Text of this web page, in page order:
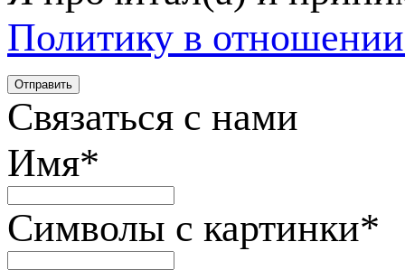
Политику в
Связаться с нами
Имя*
Символы с картинки*